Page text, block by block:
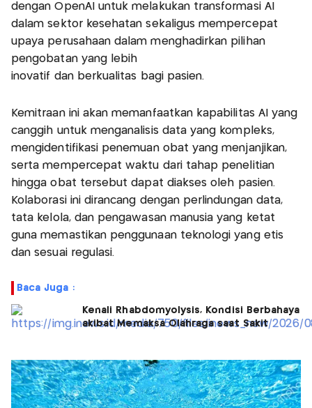
dengan OpenAI untuk melakukan transformasi AI
dalam sektor kesehatan sekaligus mempercepat
upaya perusahaan dalam menghadirkan pilihan
pengobatan yang lebih
inovatif dan berkualitas bagi pasien.
Kemitraan ini akan memanfaatkan kapabilitas AI yang
canggih untuk menganalisis data yang kompleks,
mengidentifikasi penemuan obat yang menjanjikan,
serta mempercepat waktu dari tahap penelitian
hingga obat tersebut dapat diakses oleh pasien.
Kolaborasi ini dirancang dengan perlindungan data,
tata kelola, dan pengawasan manusia yang ketat
guna memastikan penggunaan teknologi yang etis
dan sesuai regulasi.
Baca Juga :
Kenali Rhabdomyolysis, Kondisi Berbahaya
akibat Memaksa Olahraga saat Sakit